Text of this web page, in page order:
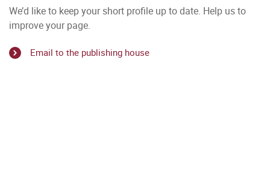
We’d like to keep your short profile up to date. Help us to
improve your page.
Email to the publishing house